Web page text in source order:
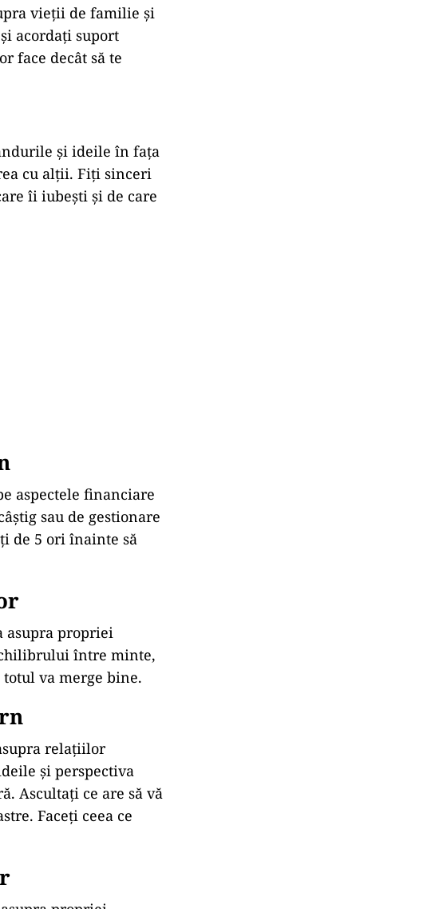
vieții de familie și
acordaţi suport
face decât să te
și ideile în fața
cu alții. Fiți sinceri
îi iubești și de care
aspectele financiare
sau de gestionare
de 5 ori înainte să
asupra propriei
între minte,
totul va merge bine.
relațiilor
și perspectiva
Ascultați ce are să vă
Faceți ceea ce